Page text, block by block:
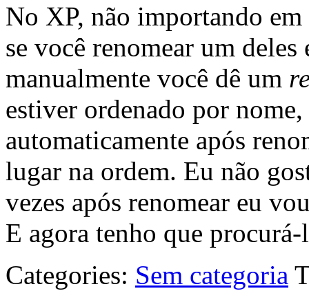
No XP, não importando
se você renomear um
manualmente você dê um
estiver ordenado por
automaticamente após
lugar na ordem. Eu não
vezes após renomear eu
E agora tenho que procurá-
Categories: Sem categoria